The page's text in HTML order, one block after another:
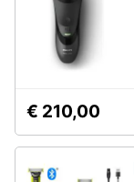
€ 210,00